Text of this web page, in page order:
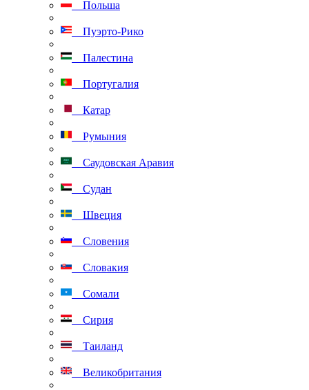
Польша
Пуэрто-Рико
Палестина
Португалия
Катар
Румыния
Саудовская Аравия
Судан
Швеция
Словения
Словакия
Сомали
Сирия
Таиланд
Великобритания